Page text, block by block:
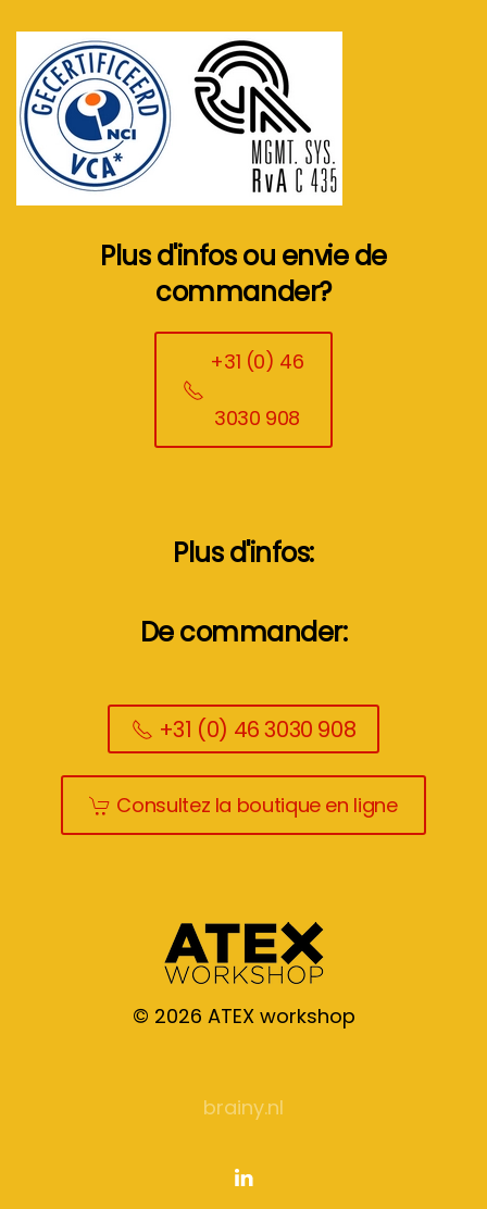
Plus d'infos ou envie de
commander?
+31 (0) 46
3030 908
Plus d'infos:
De commander:
+31 (0) 46 3030 908
Consultez la boutique en ligne
© 2026 ATEX workshop
brainy.nl